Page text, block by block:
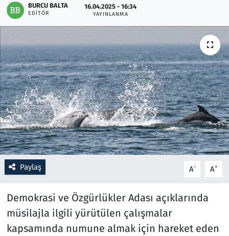
BURCU BALTA
EDITÖR
16.04.2025 - 16:34
YAYINLANMA
Paylaş A- A+
Demokrasi ve Özgürlükler Adası açıklarında
müsilajla ilgili yürütülen çalışmalar
kapsamında numune almak için hareket eden
Otomobil
Oyun
Ramazan
Resmi İlanlar
Rüya Tabirleri
Sağlık
Savunma Sanayi
Seçim 2023